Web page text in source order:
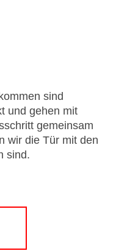
sind
und gehen mit
gemeinsam
wir die Tür mit den
sind.